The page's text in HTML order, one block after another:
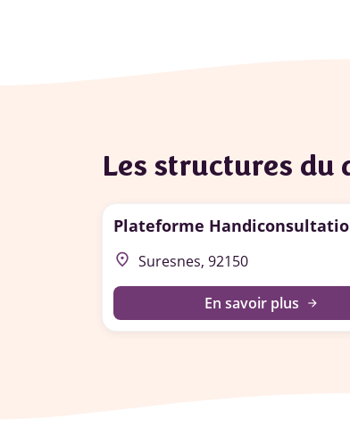
Les structures du
Plateforme
place Suresnes, 92150
En savoir plus arrow_forward